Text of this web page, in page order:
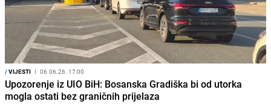
/VIJESTI I 06.06.26. 17:00
Upozorenje iz UIO BiH: Bosanska Gradiška bi od utorka
mogla ostati bez graničnih prijelaza